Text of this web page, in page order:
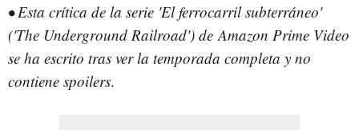
• Esta crítica de la serie 'El ferrocarril subterráneo'
('The Underground Railroad') de Amazon Prime Video
se ha escrito tras ver la temporada completa y no
contiene spoilers.